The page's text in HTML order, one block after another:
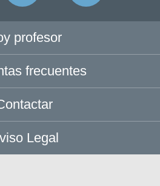
profesor
frecuentes
Legal